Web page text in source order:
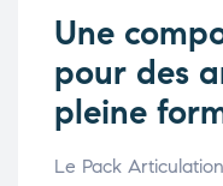
Une
pour des
pleine
Le Pack